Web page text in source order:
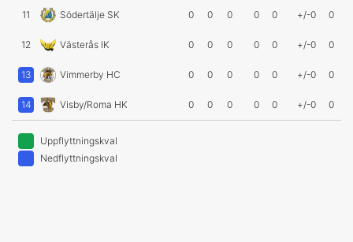
11 Södertälje SK 0 0 0 0 0 +/-0 0
12 Västerås IK 0 0 0 0 0 +/-0 0
13 Vimmerby HC 0 0 0 0 0 +/-0 0
14 Visby/Roma HK 0 0 0 0 0 +/-0 0
Uppflyttningskval
Nedflyttningskval